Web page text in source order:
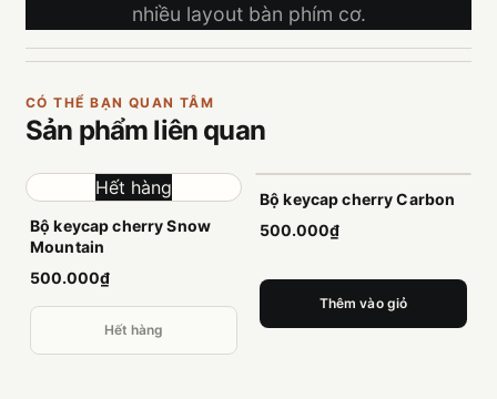
nhiều layout bàn phím cơ.
CÓ THỂ BẠN QUAN TÂM
Sản phẩm liên quan
Hết hàng
Bộ keycap cherry Snow
Mountain
500.000₫
Hết hàng
Bộ keycap cherry Carbon
500.000₫
Thêm vào giỏ